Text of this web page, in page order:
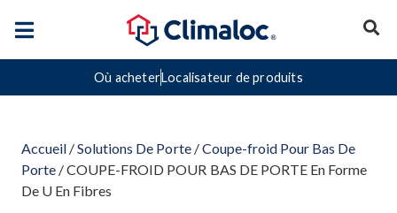
Où acheterLocalisateur de produits
Accueil /Solutions De Porte/Coupe-froid Pour Bas De
Porte / COUPE-FROID POUR BAS DE PORTE En Forme
De U En Fibres